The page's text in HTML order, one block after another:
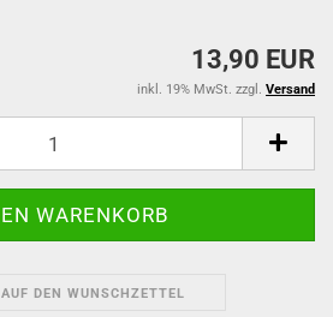
13,90 EUR
inkl. 19% MwSt. zzgl. Versand
AUF DEN WUNSCHZETTEL